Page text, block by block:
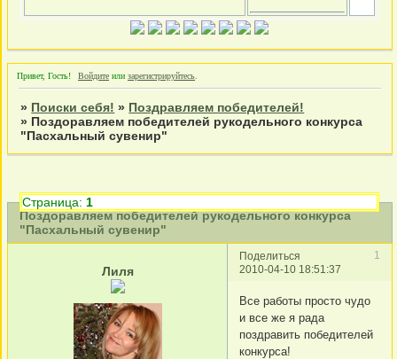
Привет, Гость! Войдите или зарегистрируйтесь
» Поиски себя! » Поздравляем победителей!
» Поздоравляем победителей рукодельного конкурса
"Пасхальный сувенир"
Поздоравляем победителей рукодельного конкурса
"Пасхальный сувенир"
Страница: 1
Поделиться
1
2010-04-10 18:51:37
Лиля
Все работы просто чудо
и все же я рада
поздравить победителей
конкурса!